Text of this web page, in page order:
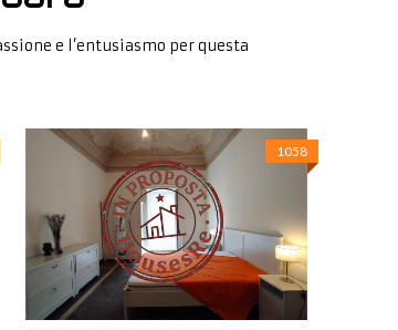
e l’entusiasmo per questa
1058